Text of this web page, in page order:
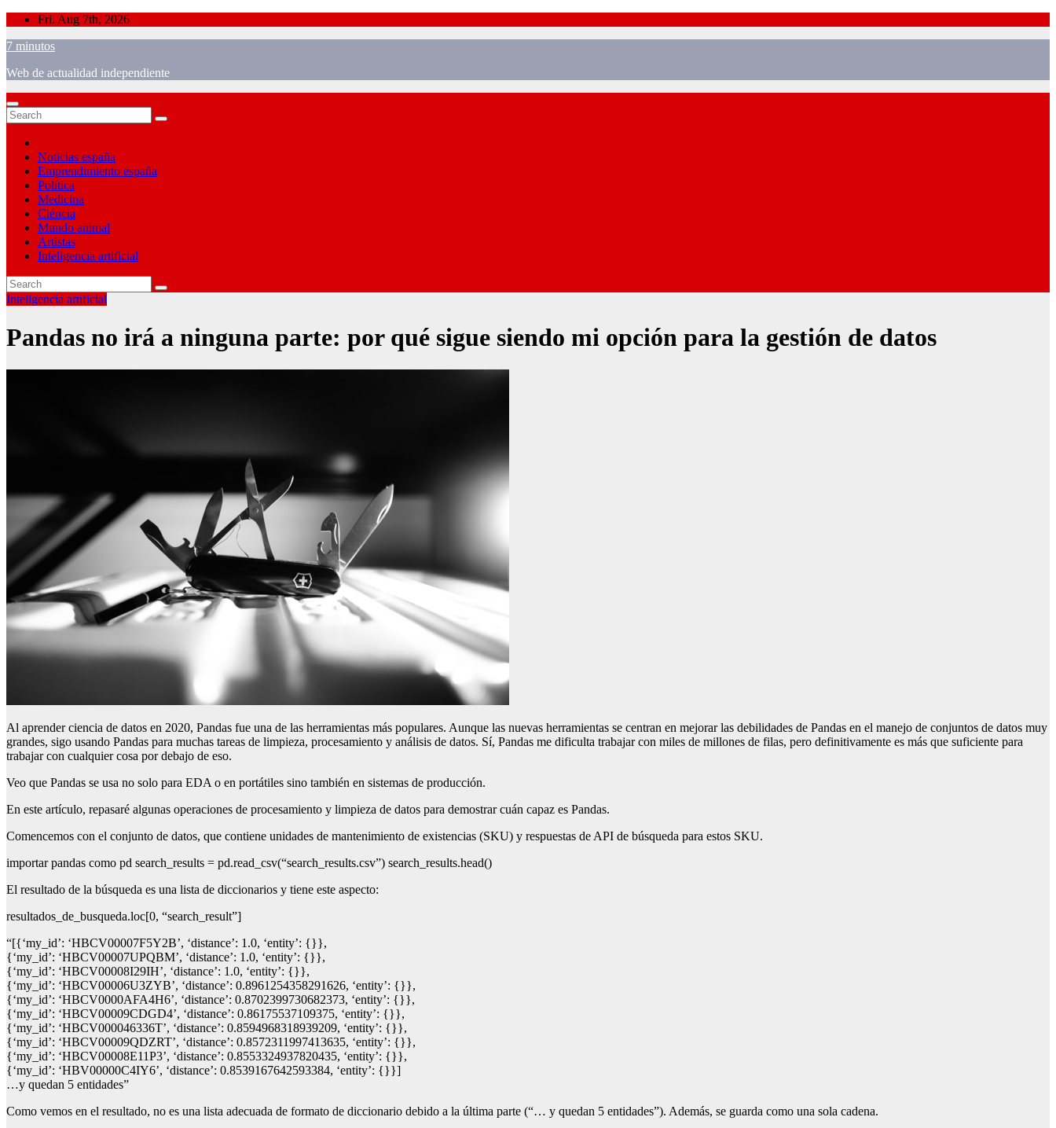
Skip
content
Fri. Aug 7th, 2026
7 minutos
Web de actualidad independiente
Noticias españa
Emprendimiento españa
Política
Medicina
Ciéncia
Mundo animal
Artistas
Inteligencia artificial
Inteligencia artificial
Pandas no irá a ninguna parte: por qué sigue siendo mi opción para la gestión de datos
Al aprender ciencia de datos en 2020, Pandas fue una de las herramientas más populares. Aunque las nuevas herramientas se centran en mejorar las debilidades de Pandas en el manejo de conjuntos de datos muy
grandes, sigo usando Pandas para muchas tareas de limpieza, procesamiento y análisis de datos. Sí, Pandas me dificulta trabajar con miles de millones de filas, pero definitivamente es más que suficiente para
trabajar con cualquier cosa por debajo de eso.
Veo que Pandas se usa no solo para EDA o en portátiles sino también en sistemas de producción.
En este artículo, repasaré algunas operaciones de procesamiento y limpieza de datos para demostrar cuán capaz es Pandas.
Comencemos con el conjunto de datos, que contiene unidades de mantenimiento de existencias (SKU) y respuestas de API de búsqueda para estos SKU.
importar pandas como pd search_results = pd.read_csv(“search_results.csv”) search_results.head()
El resultado de la búsqueda es una lista de diccionarios y tiene este aspecto:
resultados_de_busqueda.loc[0, “search_result”]
“[{‘my_id’: ‘HBCV00007F5Y2B’, ‘distance’: 1.0, ‘entity’: {}},
{‘my_id’: ‘HBCV00007UPQBM’, ‘distance’: 1.0, ‘entity’: {}},
{‘my_id’: ‘HBCV00008I29IH’, ‘distance’: 1.0, ‘entity’: {}},
{‘my_id’: ‘HBCV00006U3ZYB’, ‘distance’: 0.8961254358291626, ‘entity’: {}},
{‘my_id’: ‘HBCV0000AFA4H6’, ‘distance’: 0.8702399730682373, ‘entity’: {}},
{‘my_id’: ‘HBCV00009CDGD4’, ‘distance’: 0.86175537109375, ‘entity’: {}},
{‘my_id’: ‘HBCV000046336T’, ‘distance’: 0.8594968318939209, ‘entity’: {}},
{‘my_id’: ‘HBCV00009QDZRT’, ‘distance’: 0.8572311997413635, ‘entity’: {}},
{‘my_id’: ‘HBCV00008E11P3’, ‘distance’: 0.8553324937820435, ‘entity’: {}},
{‘my_id’: ‘HBV00000C4IY6’, ‘distance’: 0.8539167642593384, ‘entity’: {}}]
…y quedan 5 entidades”
Como vemos en el resultado, no es una lista adecuada de formato de diccionario debido a la última parte (“… y quedan 5 entidades”). Además, se guarda como una sola cadena.